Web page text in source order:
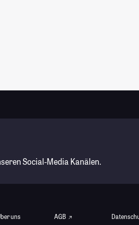
Social-Media Kanälen.
uns AGB